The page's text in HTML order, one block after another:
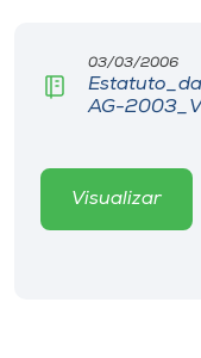
Cultura
03/03/2006
AG-
Visualizar